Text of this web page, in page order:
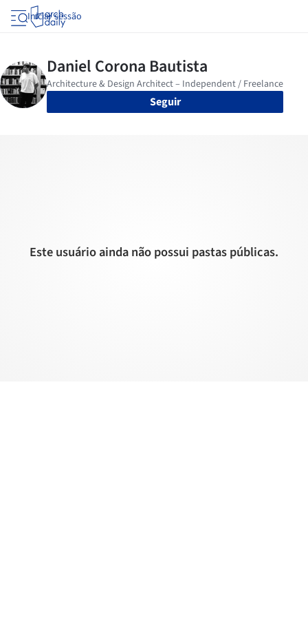
Iniciar sessão
Seguir
Este usuário ainda não possui pastas públicas.